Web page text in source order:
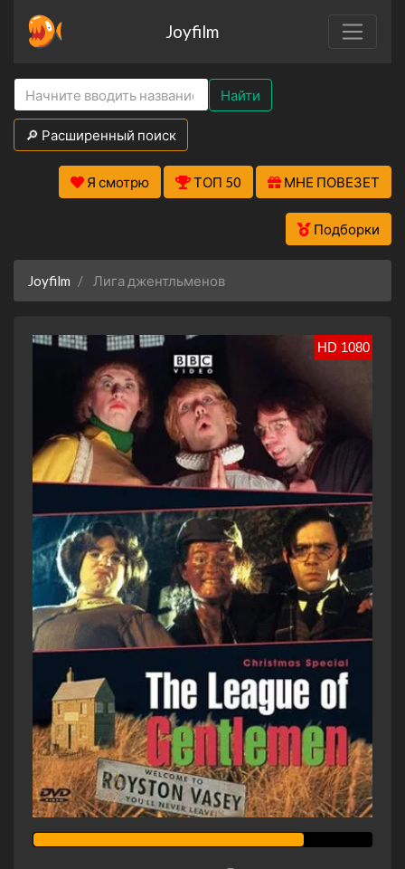
Joyfilm
Найти
🔎 Расширенный поиск
Я смотрю ТОП 50 МНЕ ПОВЕЗЕТ
Подборки
Joyfilm Лига джентльменов
HD 1080